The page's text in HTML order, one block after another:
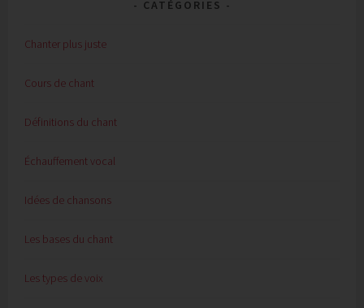
CATÉGORIES
Chanter plus juste
Cours de chant
Définitions du chant
Échauffement vocal
Idées de chansons
Les bases du chant
Les types de voix